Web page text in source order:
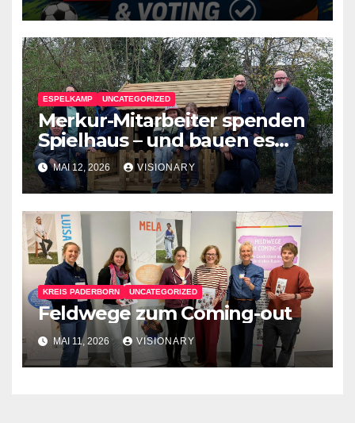
ESPELKAMP UNCATEGORIZED
Merkur-Mitarbeiter spenden
Spielhaus – und bauen es
gleich auf Gestringer Kita
Rasselbande freut sich über
neue Spielmöglichkeit
MAI 12, 2026 VISIONARY
KREIS PADERBORN UNCATEGORIZED
Feldwege zum Coming-out
MAI 11, 2026 VISIONARY